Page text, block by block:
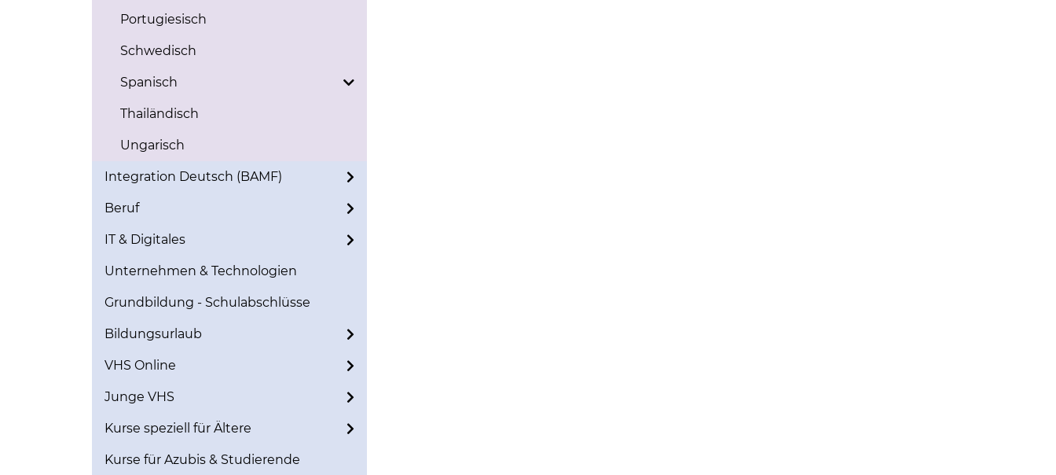
Portugiesisch
Schwedisch
Spanisch
Thailändisch
Ungarisch
Integration Deutsch (BAMF)
Beruf
IT & Digitales
Unternehmen & Technologien
Grundbildung - Schulabschlüsse
Bildungsurlaub
VHS Online
Junge VHS
Kurse speziell für Ältere
Kurse für Azubis & Studierende